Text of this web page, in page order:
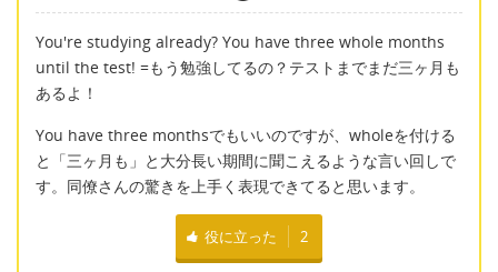
You're studying already? You have three whole months
until the test! =もう勉強してるの？テストまでまだ三ヶ月も
あるよ！
You have three monthsでもいいのですが、wholeを付ける
と「三ヶ月も」と大分長い期間に聞こえるような言い回しで
す。同僚さんの驚きを上手く表現できてると思います。
役に立った 2